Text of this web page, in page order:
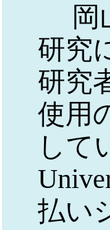
岡
研究
研究
使用
して
払い